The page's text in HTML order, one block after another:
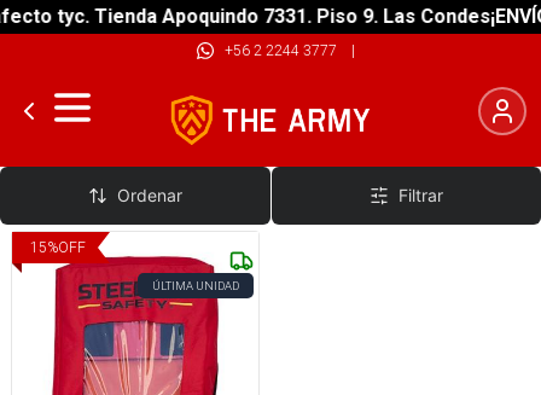
tyc. Tienda Apoquindo 7331. Piso 9. Las Condes
+56 2 2244 3777 |
Funda De Traslado Y Proteccion
Ordenar Filtrar
15%OFF
ÚLTIMA UNIDAD